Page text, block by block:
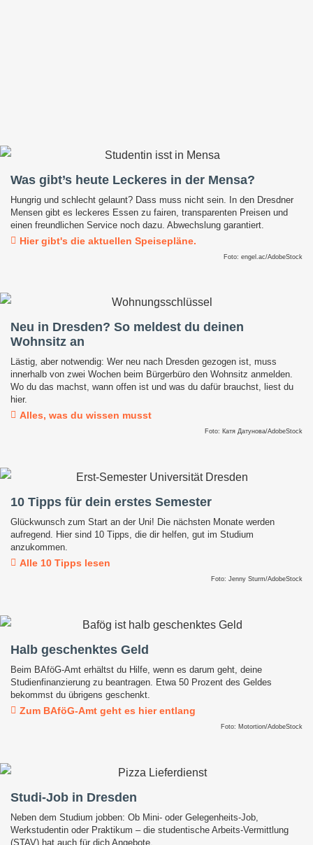
Was gibt’s heute Leckeres in der Mensa?
Hungrig und schlecht gelaunt? Dass muss nicht sein. In den Dresdner
Mensen gibt es leckeres Essen zu fairen, transparenten Preisen und
einen freundlichen Service noch dazu. Abwechslung garantiert.
Hier gibt's die aktuellen Speisepläne.
Foto: engel.ac/AdobeStock
Neu in Dresden? So meldest du deinen
Wohnsitz an
Lästig, aber notwendig: Wer neu nach Dresden gezogen ist, muss
innerhalb von zwei Wochen beim Bürgerbüro den Wohnsitz anmelden.
Wo du das machst, wann offen ist und was du dafür brauchst, liest du
hier.
Alles, was du wissen musst
Foto: Катя Датунова/AdobeStock
10 Tipps für dein erstes Semester
Glückwunsch zum Start an der Uni! Die nächsten Monate werden
aufregend. Hier sind 10 Tipps, die dir helfen, gut im Studium
anzukommen.
Alle 10 Tipps lesen
Foto: Jenny Sturm/AdobeStock
Halb geschenktes Geld
Beim BAföG-Amt erhältst du Hilfe, wenn es darum geht, deine
Studienfinanzierung zu beantragen. Etwa 50 Prozent des Geldes
bekommst du übrigens geschenkt.
Zum BAföG-Amt geht es hier entlang
Foto: Motortion/AdobeStock
Studi-Job in Dresden
Neben dem Studium jobben: Ob Mini- oder Gelegenheits-Job,
Werkstudentin oder Praktikum – die studentische Arbeits-Vermittlung
(STAV) hat auch für dich Angebote.